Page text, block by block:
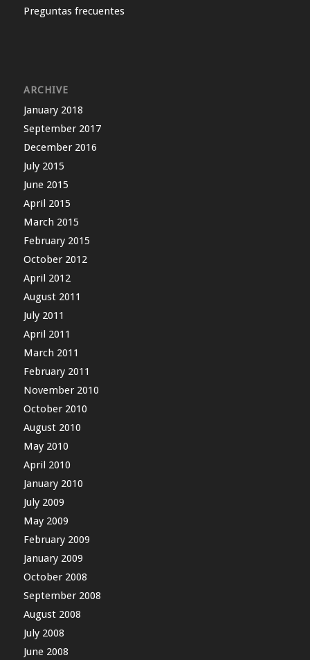
Preguntas frecuentes
ARCHIVE
January 2018
September 2017
December 2016
July 2015
June 2015
April 2015
March 2015
February 2015
October 2012
April 2012
August 2011
July 2011
April 2011
March 2011
February 2011
November 2010
October 2010
August 2010
May 2010
April 2010
January 2010
July 2009
May 2009
February 2009
January 2009
October 2008
September 2008
August 2008
July 2008
June 2008